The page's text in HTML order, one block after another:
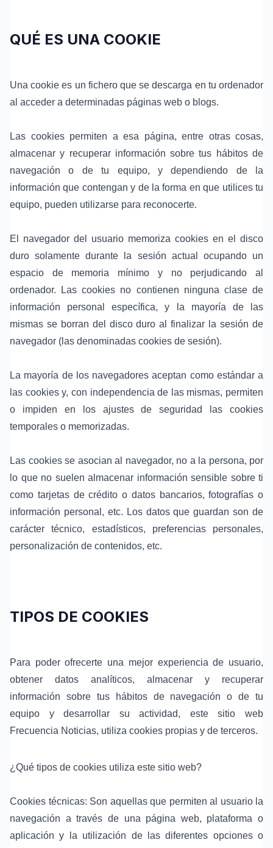
QUÉ ES UNA COOKIE
Una cookie es un fichero que se descarga en tu ordenador
al acceder a determinadas páginas web o blogs.
Las cookies permiten a esa página, entre otras cosas,
almacenar y recuperar información sobre tus hábitos de
navegación o de tu equipo, y dependiendo de la
información que contengan y de la forma en que utilices tu
equipo, pueden utilizarse para reconocerte.
El navegador del usuario memoriza cookies en el disco
duro solamente durante la sesión actual ocupando un
espacio de memoria mínimo y no perjudicando al
ordenador. Las cookies no contienen ninguna clase de
información personal específica, y la mayoría de las
mismas se borran del disco duro al finalizar la sesión de
navegador (las denominadas cookies de sesión).
La mayoría de los navegadores aceptan como estándar a
las cookies y, con independencia de las mismas, permiten
o impiden en los ajustes de seguridad las cookies
temporales o memorizadas.
Las cookies se asocian al navegador, no a la persona, por
lo que no suelen almacenar información sensible sobre ti
como tarjetas de crédito o datos bancarios, fotografías o
información personal, etc. Los datos que guardan son de
carácter técnico, estadísticos, preferencias personales,
personalización de contenidos, etc.
TIPOS DE COOKIES
Para poder ofrecerte una mejor experiencia de usuario,
obtener datos analíticos, almacenar y recuperar
información sobre tus hábitos de navegación o de tu
equipo y desarrollar su actividad, este sitio web
Frecuencia Noticias, utiliza cookies propias y de terceros.
¿Qué tipos de cookies utiliza este sitio web?
Cookies técnicas: Son aquellas que permiten al usuario la
navegación a través de una página web, plataforma o
aplicación y la utilización de las diferentes opciones o